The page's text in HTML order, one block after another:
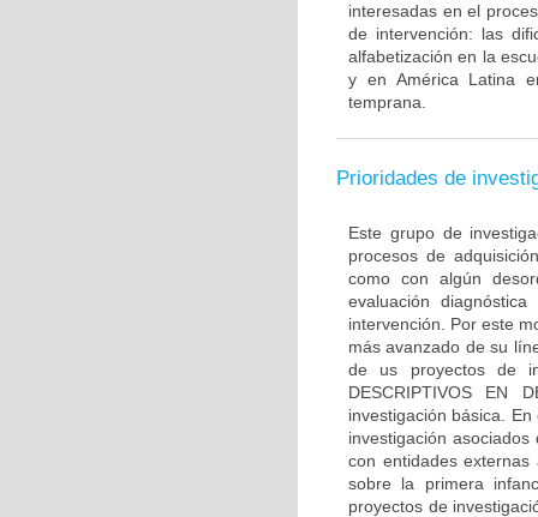
interesadas en el
de intervención: las
alfabetización en la
y en América Latina
temprana.
Prioridades de
Este grupo de
procesos de
como con algún
evaluación
intervención. Por este
más avanzado de su
de us proyectos de
DESCRIPTIVOS EN
investigación básica.
investigación
con entidades
sobre la primera
proyectos de